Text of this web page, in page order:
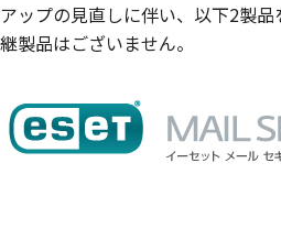
ップの見直しに伴い、以下2製
製品はございません。